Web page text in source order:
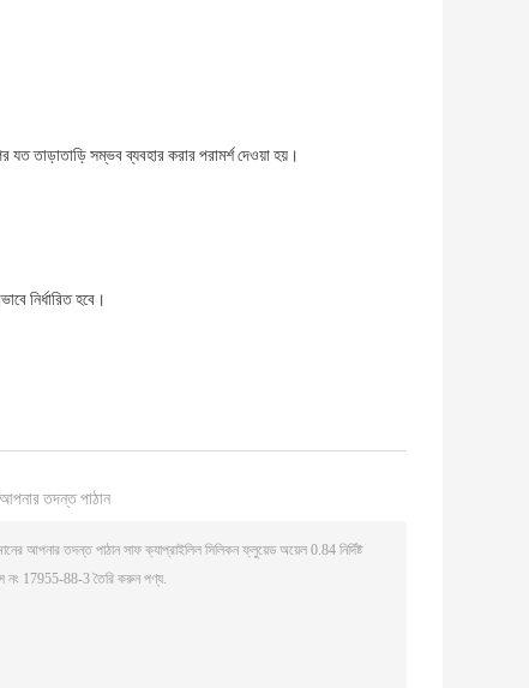
তাড়াতাড়ি সম্ভব ব্যবহার করার পরামর্শ দেওয়া হয়।
নির্ধারিত হবে।
তদন্ত পাঠান